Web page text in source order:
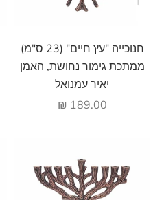
הוסף לעגלה
חנוכייה "עץ חיים" (23 ס"מ)
ממתכת גימור נחושת, האמן
יאיר עמנואל
מחיר מבצע
189.00 ₪